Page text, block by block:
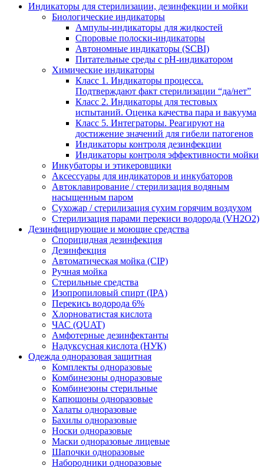
Индикаторы для стерилизации, дезинфекции и мойки
Биологические индикаторы
Ампулы-индикаторы для жидкостей
Споровые полоски-индикаторы
Автономные индикаторы (SCBI)
Питательные среды с рН-индикатором
Химические индикаторы
Класс 1. Индикаторы процесса.
Подтверждают факт стерилизации “да/нет”
Класс 2. Индикаторы для тестовых
испытаний. Оценка качества пара и вакуума
Класс 5. Интеграторы. Реагируют на
достижение значений для гибели патогенов
Индикаторы контроля дезинфекции
Индикаторы контроля эффективности мойки
Инкубаторы и этикеровщики
Аксессуары для индикаторов и инкубаторов
Автоклавирование / стерилизация водяным
насыщенным паром
Сухожар / стерилизация сухим горячим воздухом
Стерилизация парами перекиси водорода (VH2O2)
Дезинфицирующие и моющие средства
Спорицидная дезинфекция
Дезинфекция
Автоматическая мойка (CIP)
Ручная мойка
Стерильные средства
Изопропиловый спирт (IPA)
Перекись водорода 6%
Хлорноватистая кислота
ЧАС (QUAT)
Амфотерные дезинфектанты
Надуксусная кислота (НУК)
Одежда одноразовая защитная
Комплекты одноразовые
Комбинезоны одноразовые
Комбинезоны стерильные
Капюшоны одноразовые
Халаты одноразовые
Бахилы одноразовые
Носки одноразовые
Маски одноразовые лицевые
Шапочки одноразовые
Набородники одноразовые